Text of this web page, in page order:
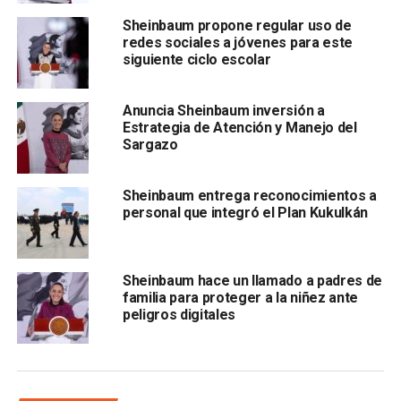
Ante el pueblo de
Sheinbaum
también expuso que para continuar con la 4T
en Tamaulipas durante su gobierno también se invertirá en
proyectos emblemáticos que ayuden al desarrollo del
estado, pero en particular a la movilidad de quienes lo
habitan, por lo que anunció la creación del ferrocarril de
pasajeros de Ciudad de México a Nuevo Laredo, así como
de un sistema de transporte público de Río Bravo a
Reynosa.
Sheinbaum propone regular uso de
redes sociales a jóvenes para este
siguiente ciclo escolar
Anuncia Sheinbaum inversión a
Estrategia de Atención y Manejo del
Sargazo
Sheinbaum entrega reconocimientos a
personal que integró el Plan Kukulkán
Sheinbaum hace un llamado a padres de
familia para proteger a la niñez ante
peligros digitales